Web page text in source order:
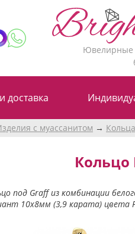
Ювелирные
доставка
с муассанитом
Кольцо
под Graff из комбинации
10х8мм (3,9 карата) цвета